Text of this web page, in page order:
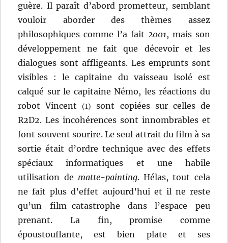
guère. Il paraît d’abord prometteur, semblant
vouloir aborder des thèmes assez
philosophiques comme l’a fait 2001, mais son
développement ne fait que décevoir et les
dialogues sont affligeants. Les emprunts sont
visibles : le capitaine du vaisseau isolé est
calqué sur le capitaine Némo, les réactions du
robot Vincent(1)
sont copiées sur celles de
R2D2. Les incohérences sont innombrables et
font souvent sourire. Le seul attrait du film à sa
sortie était d’ordre technique avec des effets
spéciaux informatiques et une habile
utilisation de matte-painting. Hélas, tout cela
ne fait plus d’effet aujourd’hui et il ne reste
qu’un film-catastrophe dans l’espace peu
prenant. La fin, promise comme
époustouflante, est bien plate et ses